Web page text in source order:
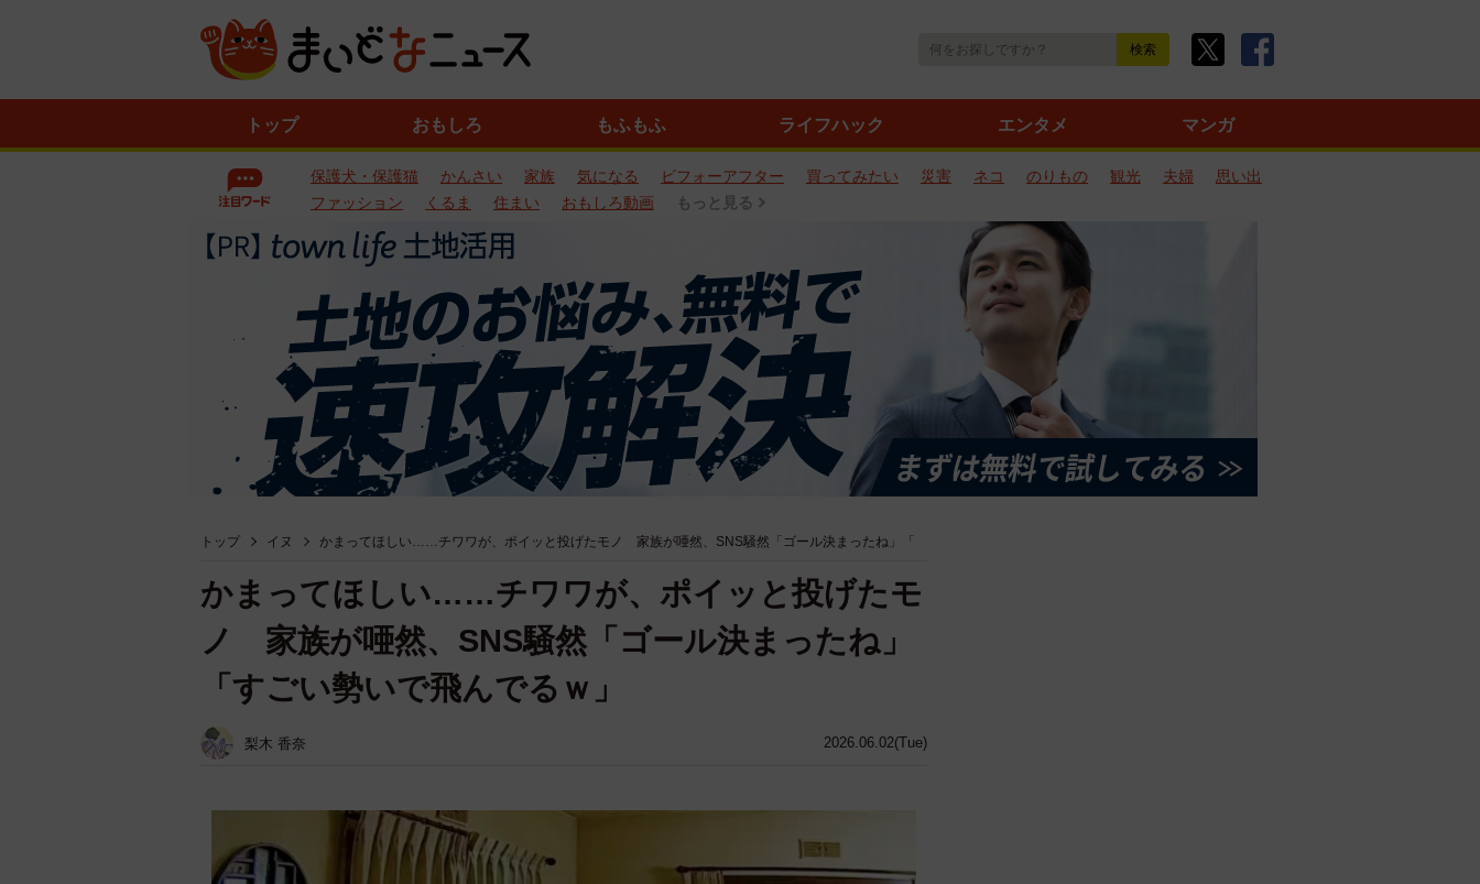
トップ おもしろ もふもふ ライフハック エンタメ マンガ
保護犬・保護猫 かんさい 家族 気になる ビフォーアフター 買ってみたい 災害 ネコ のりもの 観光 夫婦
思い出
ファッション
くるま 住まい おもしろ動画 もっと見る
トップ イヌ かまってほしい……チワワが、ポイッと投げたモノ 家族が唖然、SNS騒然「ゴール決まったね」「
2026.06.02(Tue)
かまってほしい……チワワが、ポイッと投げたモ
ノ 家族が唖然、SNS騒然「ゴール決まったね」
「すごい勢いで飛んでるｗ」
梨木 香奈